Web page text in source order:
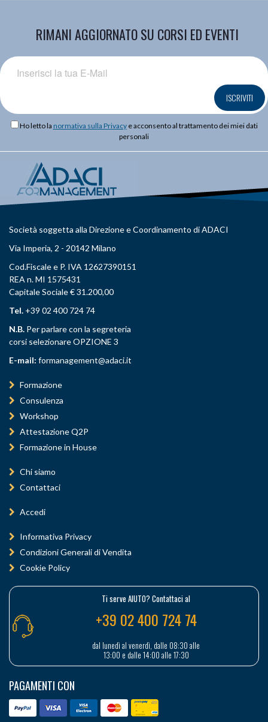
RIMANI AGGIORNATO SU CORSI ED EVENTI
ISCRIVITI
Ho letto la normativa sulla Privacye acconsento al trattamento dei miei dati
personali
Società soggetta alla Direzione e Coordinamento di ADACI
Via Imperia, 2 - 20142 Milano
Cod.Fiscale e P. IVA 12627390151
REA n. MI 1575431
Capitale Sociale € 31.200,00
Tel. +39 02 400 724 74
N.B. Per parlare con la segreteria
corsi selezionare OPZIONE 3
E-mail: formanagement@adaci.it
Formazione
Consulenza
Workshop
Attestazione Q2P
Formazione in House
Chi siamo
Contattaci
Accedi
Informativa Privacy
Condizioni Generali di Vendita
Cookie Policy
Ti serve AIUTO? Contattaci al
+39 02 400 724 74
dal lunedì al venerdì, dalle 08:30 alle
13:00 e dalle 14:00 alle 17:30
PAGAMENTI CON